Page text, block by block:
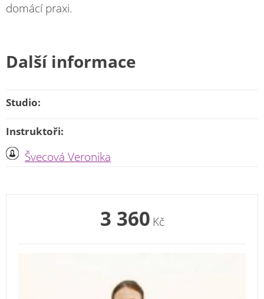
domácí praxi.
Další informace
Studio:
Instruktoři:
Švecová Veronika
3 360 Kč